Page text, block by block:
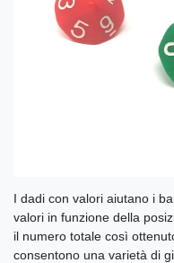
I dadi con valori aiutano i
valori in funzione della
il numero totale così
consentono una varietà di